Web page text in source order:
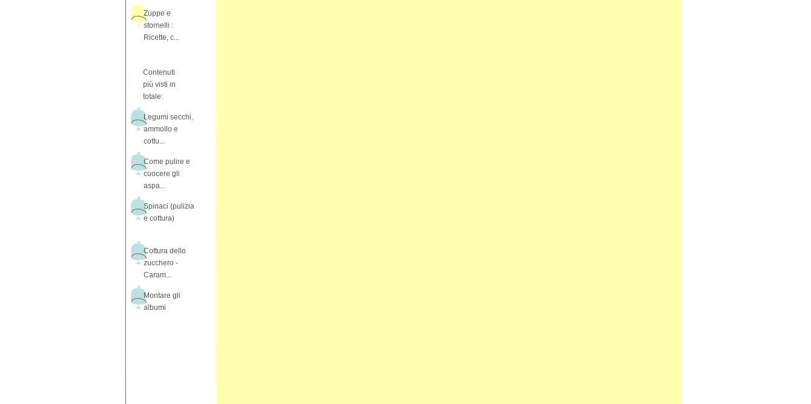
Zuppe e
stornelli :
Ricette, c...
Contenuti
più visti in
totale:
Legumi secchi,
ammollo e
cottu...
Come pulire e
cuocere gli
aspa...
Spinaci (pulizia
e cottura)
Cottura dello
zucchero -
Caram...
Montare gli
albumi